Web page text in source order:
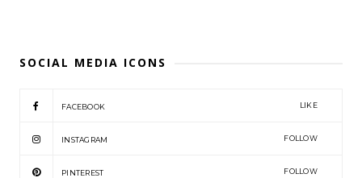
SOCIAL MEDIA ICONS
FACEBOOK LIKE
INSTAGRAM FOLLOW
PINTEREST FOLLOW